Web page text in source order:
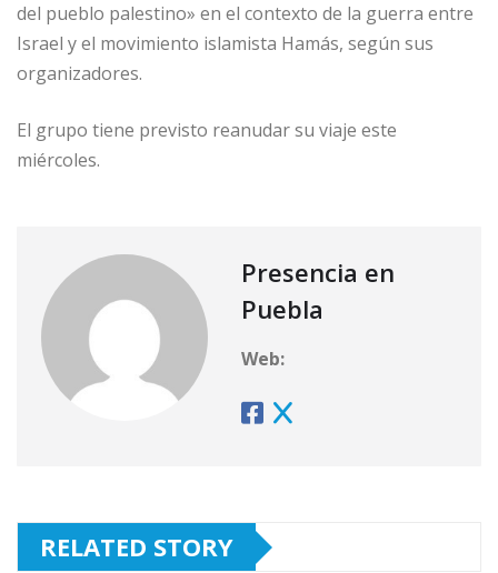
del pueblo palestino» en el contexto de la guerra entre
Israel y el movimiento islamista Hamás, según sus
organizadores.
El grupo tiene previsto reanudar su viaje este
miércoles.
Presencia en
Puebla
Web:
RELATED STORY